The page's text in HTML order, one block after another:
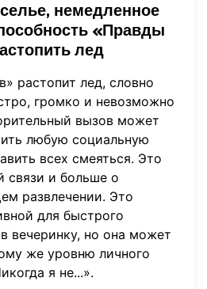
немедленное
«Правды
лед
растопит лед, словно
громко и невозможно
вызов может
любую социальную
всех смеяться. Это
связи и больше о
развлечении. Это
для быстрого
вечеринку, но она может
же уровню личного
я не...».